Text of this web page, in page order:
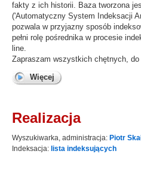
fakty z ich historii. Baza tworzona
('Automatyczny System Indeksacji
pozwala w przyjazny sposób
pełni rolę pośrednika w procesie
line.
Zapraszam wszystkich chętnych, do
Więcej
Realizacja
Wyszukiwarka, administracja: Piotr
Indeksacja: lista indeksujących